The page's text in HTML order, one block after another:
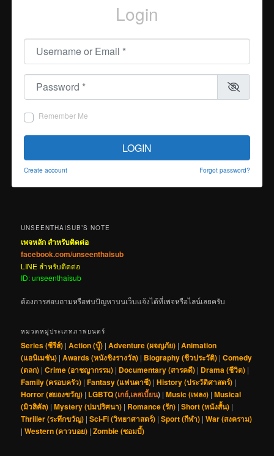
Login
Username or Email
Password
Remember Me
LOGIN
Create account Forgot password?
UNSEENTHAISUB’S NOTE
เพจหลัก สำหรับติดต่อ
facebook.com/unseenthaisub
LINE สำหรับติดต่อ
ID: unseenthaisub
ต้องการสอบถามหรือพบปัญหาบนเว็บแจ้งได้ที่เพจหรือไลน์เลยครับ
หมวดหมู่ประเภทภาพยนตร์
Series (ซีรีส์) |Action (บู๊) |Adventure (ผจญภัย) |Animation
(แอนิเมชัน) |Awards (หนังชิงรางวัล) | Biography (ชีวประวัติ) |Comedy
(ตลก) |Crime (อาชญากรรม) | Documentary (สารคดี) | Drama (ชีวิต) |
Family (ครอบครัว) |Fantasy (แฟนตาซี) |History (ประวัติศาสตร์) |
Horror (สยองขวัญ) | LGBTQ (เกย์,เลสเบี้ยน) |Music (เพลง) |Musical
(มิวสิคัล) |Mystery (ปมปริศนา) | Romance (รัก) |Short (หนังสั้น) |
Thriller (ระทึกขวัญ) |Sci-Fi (วิทยาศาสตร์) |Sport (กีฬา) |War (สงคราม)
|Western (คาวบอย) |Zombie (ซอมบี้)